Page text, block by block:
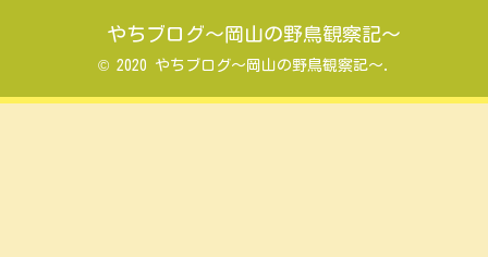
やちブログ～岡山の野鳥観察記～
© 2020 やちブログ～岡山の野鳥観察記～.